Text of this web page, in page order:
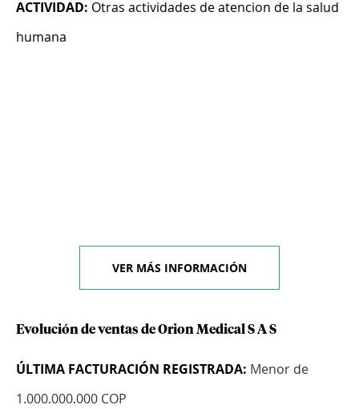
ACTIVIDAD: Otras actividades de atencion de la salud
humana
VER MÁS INFORMACIÓN
Evolución de ventas de Orion Medical S A S
ÚLTIMA FACTURACIÓN REGISTRADA: Menor de
1.000.000.000 COP